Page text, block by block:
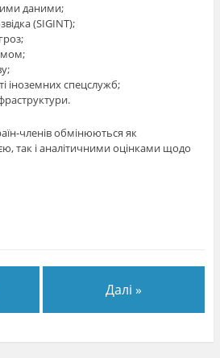
даними;
(SIGINT);
іноземних спецслужб;
членів обмінюються як
так і аналітичними оцінками щодо
Далі »